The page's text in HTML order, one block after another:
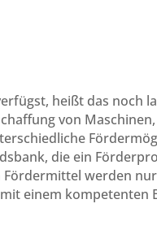
heißt das noch
von
die ein
Fördermittel werden
einem kompetenten